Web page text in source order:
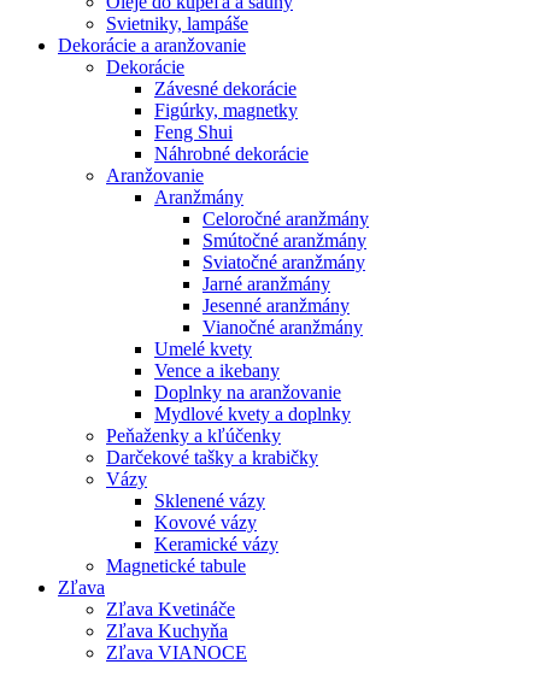
Svietniky, lampáše
Dekorácie a aranžovanie
Dekorácie
Závesné dekorácie
Figúrky, magnetky
Feng Shui
Náhrobné dekorácie
Aranžovanie
Aranžmány
Celoročné aranžmány
Smútočné aranžmány
Sviatočné aranžmány
Jarné aranžmány
Jesenné aranžmány
Vianočné aranžmány
Umelé kvety
Vence a ikebany
Doplnky na aranžovanie
Mydlové kvety a doplnky
Peňaženky a kľúčenky
Darčekové tašky a krabičky
Vázy
Sklenené vázy
Kovové vázy
Keramické vázy
Magnetické tabule
Zľava
Zľava Kvetináče
Zľava Kuchyňa
Zľava VIANOCE